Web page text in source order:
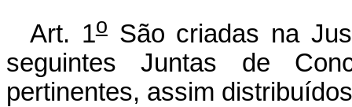
Art. 1oSão criadas na
seguintes Juntas de
pertinentes, assim